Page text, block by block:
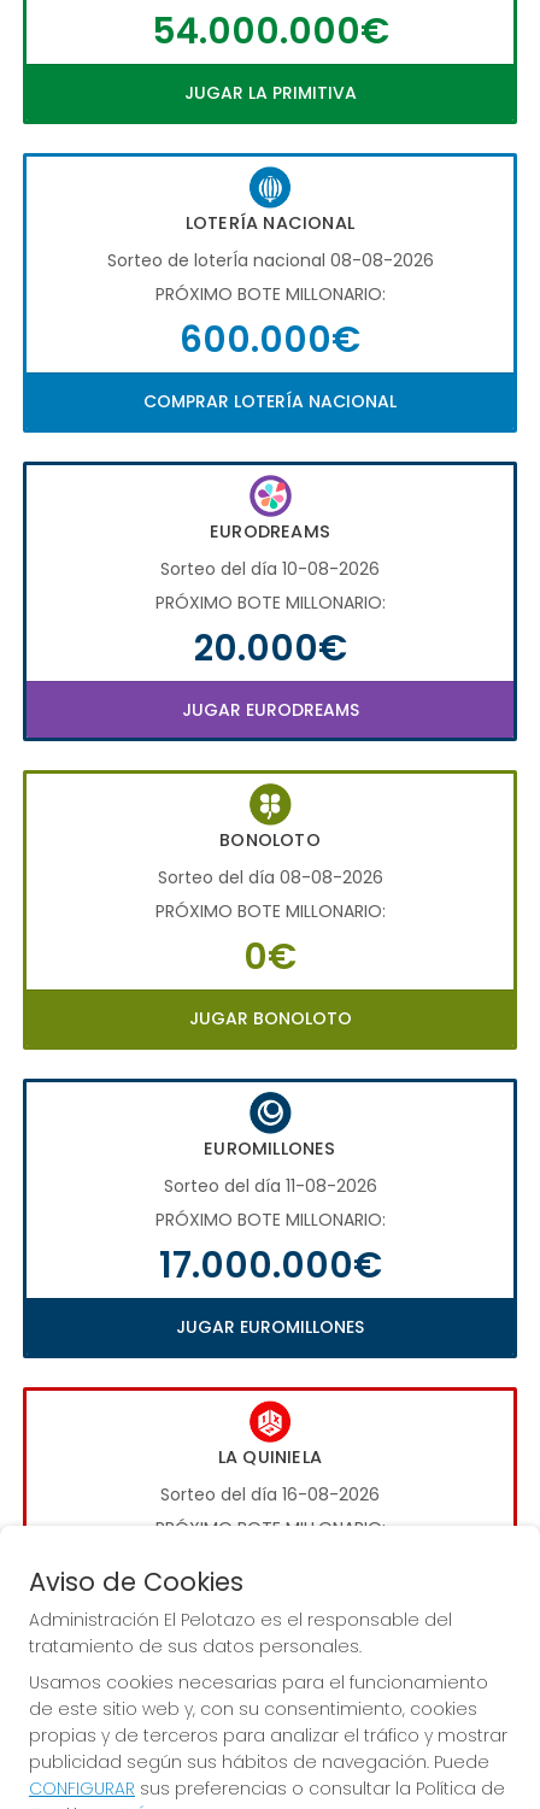
54.000.000€
JUGAR LA PRIMITIVA
LOTERÍA NACIONAL
Sorteo de loterÍa nacional 08-08-2026
PRÓXIMO BOTE MILLONARIO:
600.000€
COMPRAR LOTERÍA NACIONAL
EURODREAMS
Sorteo del día 10-08-2026
PRÓXIMO BOTE MILLONARIO:
20.000€
JUGAR EURODREAMS
BONOLOTO
Sorteo del día 08-08-2026
PRÓXIMO BOTE MILLONARIO:
0€
JUGAR BONOLOTO
EUROMILLONES
Sorteo del día 11-08-2026
PRÓXIMO BOTE MILLONARIO:
17.000.000€
JUGAR EUROMILLONES
LA QUINIELA
Sorteo del día 16-08-2026
PRÓXIMO BOTE MILLONARIO:
1.000.000€
JUGAR LA QUINIELA
Aviso de Cookies
Administración El Pelotazo es el responsable del
tratamiento de sus datos personales.
Usamos cookies necesarias para el funcionamiento
de este sitio web y, con su consentimiento, cookies
propias y de terceros para analizar el tráfico y mostrar
publicidad según sus hábitos de navegación. Puede
CONFIGURAR sus preferencias o consultar la Política de